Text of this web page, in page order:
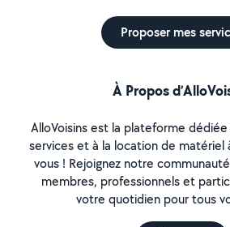
Proposer mes
À Propos
AlloVoisins est la plateforme
services et à la location de matériel
vous ! Rejoignez notre
membres, professionnels et
votre quotidien pour tous